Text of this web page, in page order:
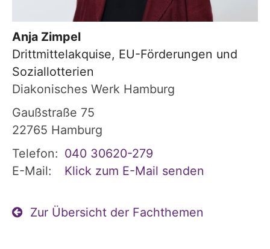
Anja Zimpel
Drittmittelakquise, EU-Förderungen und
Soziallotterien
Diakonisches Werk Hamburg
Gaußstraße 75
22765 Hamburg
Telefon: 040 30620-279
E-Mail:
Klick zum E-Mail senden
Zur Übersicht der Fachthemen